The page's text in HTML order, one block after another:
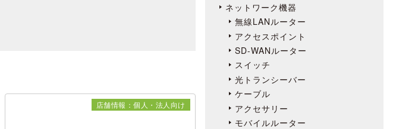
店舗情報：個人・法人向け
ネットワーク機器
無線LANルーター
アクセスポイント
SD-WANルーター
スイッチ
光トランシーバー
ケーブル
アクセサリー
モバイルルーター